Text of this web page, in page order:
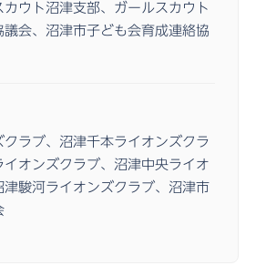
カウト沼津支部、ガールスカウト
議会、沼津市子ども会育成連絡協
クラブ、沼津千本ライオンズクラ
イオンズクラブ、沼津中央ライオ
津駿河ライオンズクラブ、沼津市